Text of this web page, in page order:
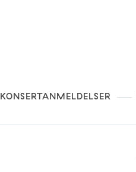
KONSERTANMELDELSER